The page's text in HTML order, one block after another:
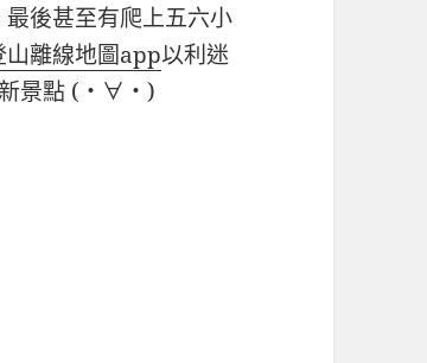
後甚至有爬上五六小
山離線地圖app以利迷
景點 (・∀・)